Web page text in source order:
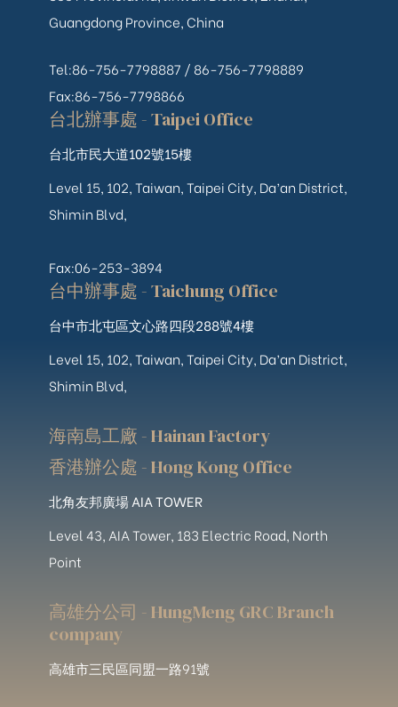
Guangdong Province, China
Tel:86-756-7798887 / 86-756-7798889
Fax:86-756-7798866
台北辦事處 - Taipei Office
台北市民大道102號15樓
Level 15, 102, Taiwan, Taipei City, Da’an District,
Shimin Blvd,
Fax:06-253-3894
台中辦事處 - Taichung Office
台中市北屯區文心路四段288號4樓
Level 15, 102, Taiwan, Taipei City, Da’an District,
Shimin Blvd,
海南島工廠 - Hainan Factory
香港辦公處 - Hong Kong Office
北角友邦廣場 AIA TOWER
Level 43, AIA Tower, 183 Electric Road, North
Point
高雄分公司 - HungMeng GRC Branch
company
高雄市三民區同盟一路91號